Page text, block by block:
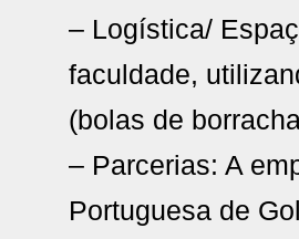
– Logística/
faculdade,
(bolas de
– Parcerias: A
Portuguesa de